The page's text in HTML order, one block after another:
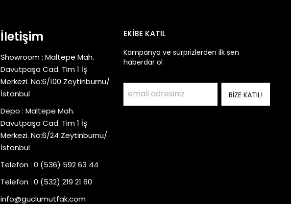
İletişim
Showroom : Maltepe Mah.
Davutpaşa Cad. Tim 1 İş
Merkezi. No:6/100 Zeytinburnu/
İstanbul
Depo : Maltepe Mah.
Davutpaşa Cad. Tim 1 İş
Merkezi. No:6/24 Zeytinburnu/
İstanbul
Telefon : 0 (536) 592 63 44
Telefon : 0 (532) 219 21 60
info@guclumutfak.com
EKİBE KATIL
Kampanya ve sürprizlerden ilk sen
haberdar ol
BİZE KATIL!